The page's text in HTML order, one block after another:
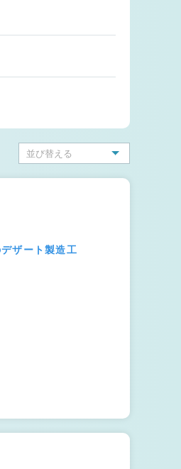
デザート製造工